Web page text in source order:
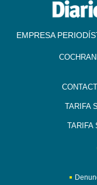
EMPRESA
TARIFA
TARIFA